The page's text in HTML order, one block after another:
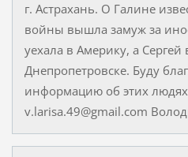
г. Астрахань. О Галине
войны вышла замуж за
уехала в Америку, а
Днепропетровске. Буду
информацию об этих
v.larisa.49@gmail.com